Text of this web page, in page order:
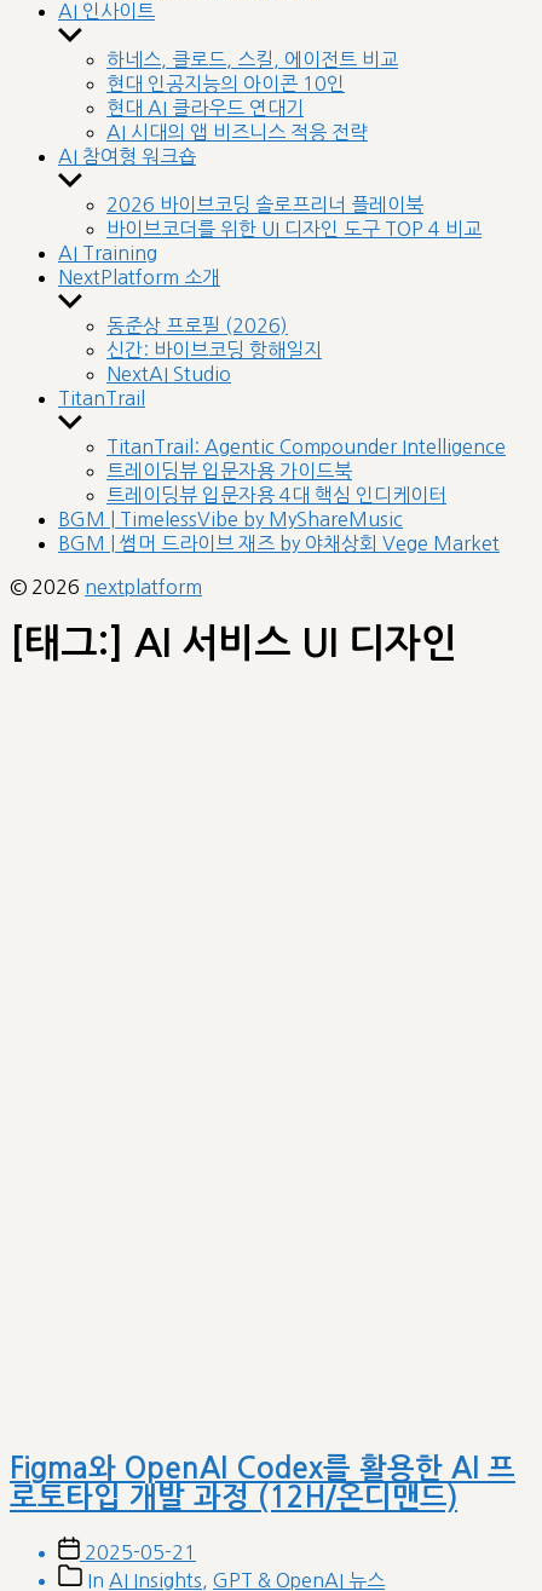
AI 인사이트
Show
sub
menu
하네스, 클로드, 스킬, 에이전트 비교
현대 인공지능의 아이콘 10인
현대 AI 클라우드 연대기
AI 시대의 앱 비즈니스 적응 전략
AI 참여형 워크숍
Show
sub
menu
2026 바이브코딩 솔로프리너 플레이북
바이브코더를 위한 UI 디자인 도구 TOP 4 비교
AI Training
NextPlatform 소개
Show
sub
menu
동준상 프로필 (2026)
신간: 바이브코딩 항해일지
NextAI Studio
TitanTrail
Show
sub
menu
TitanTrail: Agentic Compounder Intelligence
트레이딩뷰 입문자용 가이드북
트레이딩뷰 입문자용 4대 핵심 인디케이터
BGM | TimelessVibe by MyShareMusic
BGM | 썸머 드라이브 재즈 by 야채상회 Vege Market
© 2026 nextplatform
[태그:] AI 서비스 UI 디자인
Figma와 OpenAI Codex를 활용한 AI 프
로토타입 개발 과정 (12H/온디맨드)
Post
date
2025-05-21
PostIn AI Insights GPT & OpenAI 뉴스